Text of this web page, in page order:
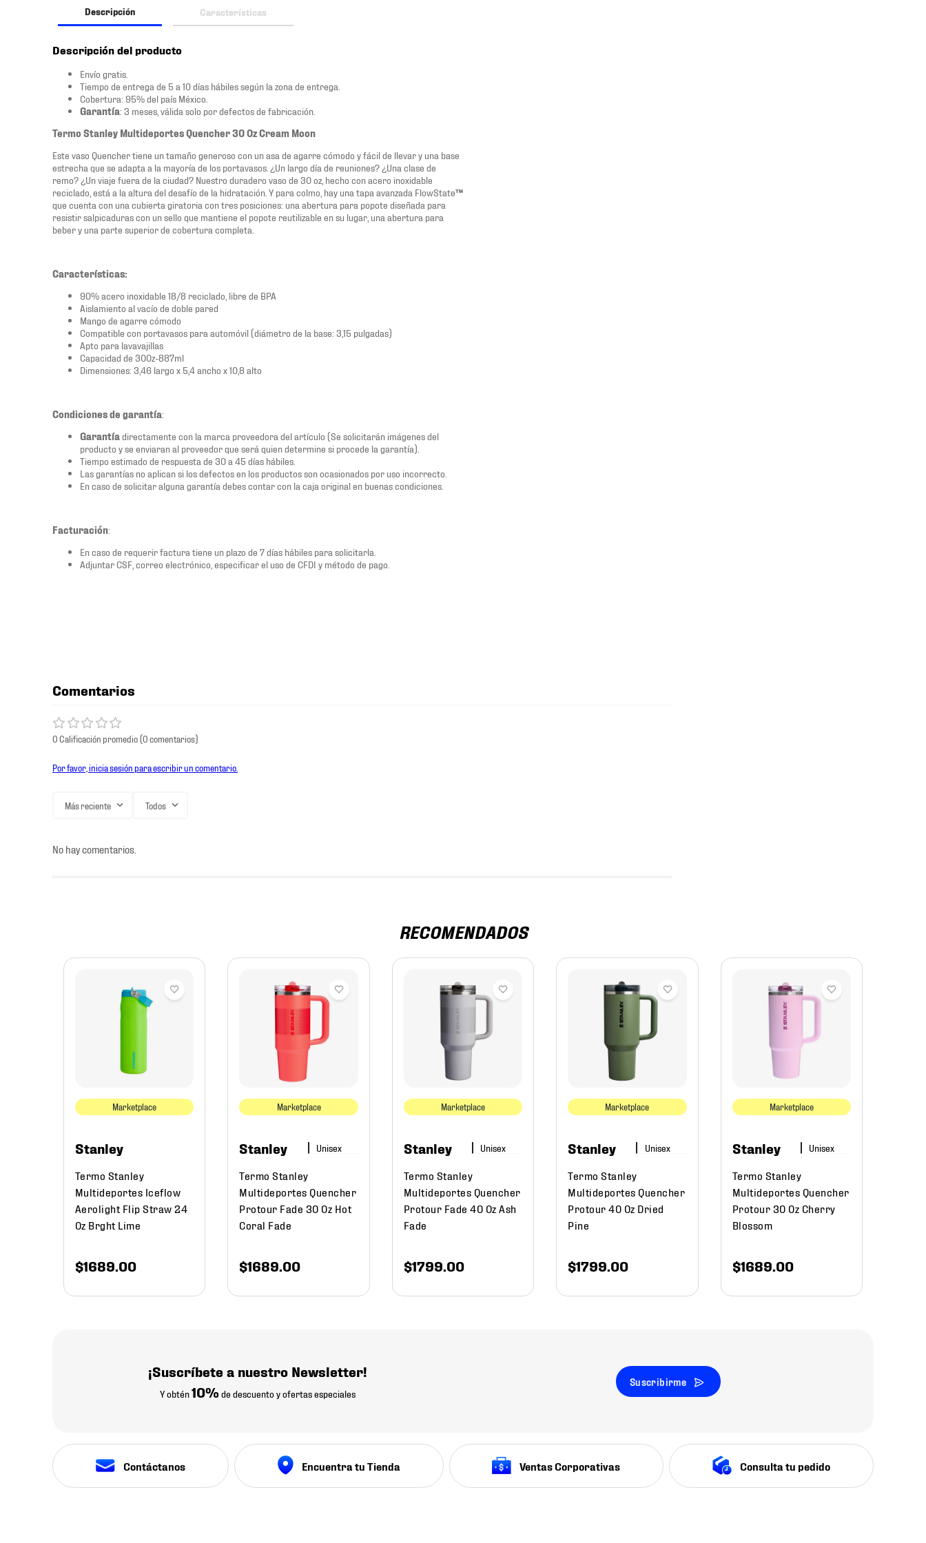
Descripción Características
Descripción del producto
Envío gratis.
Tiempo de entrega de 5 a 10 días hábiles según la zona de entrega.
Cobertura: 95% del país México.
Garantía: 3 meses, válida solo por defectos de fabricación.
Termo Stanley Multideportes Quencher 30 Oz Cream Moon
Este vaso Quencher tiene un tamaño generoso con un asa de agarre cómodo y fácil de llevar y una base
estrecha que se adapta a la mayoría de los portavasos. ¿Un largo día de reuniones? ¿Una clase de
remo? ¿Un viaje fuera de la ciudad? Nuestro duradero vaso de 30 oz, hecho con acero inoxidable
reciclado, está a la altura del desafío de la hidratación. Y para colmo, hay una tapa avanzada FlowState™
que cuenta con una cubierta giratoria con tres posiciones: una abertura para popote diseñada para
resistir salpicaduras con un sello que mantiene el popote reutilizable en su lugar, una abertura para
beber y una parte superior de cobertura completa.
Características:
90% acero inoxidable 18/8 reciclado, libre de BPA
Aislamiento al vacío de doble pared
Mango de agarre cómodo
Compatible con portavasos para automóvil (diámetro de la base: 3,15 pulgadas)
Apto para lavavajillas
Capacidad de 300z-887ml
Dimensiones: 3,46 largo x 5,4 ancho x 10,8 alto
Condiciones de garantía:
Garantía directamente con la marca proveedora del artículo (Se solicitarán imágenes del
producto y se enviaran al proveedor que será quien determine si procede la garantía).
Tiempo estimado de respuesta de 30 a 45 días hábiles.
Las garantías no aplican si los defectos en los productos son ocasionados por uso incorrecto.
En caso de solicitar alguna garantía debes contar con la caja original en buenas condiciones.
Facturación:
En caso de requerir factura tiene un plazo de 7 días hábiles para solicitarla.
Adjuntar CSF, correo electrónico, especificar el uso de CFDI y método de pago.
Comentarios
0 Calificación promedio(0 comentarios)
Por favor, inicia sesión para escribir un comentario.
Más reciente Todos
No hay comentarios.
RECOMENDADOS
Marketplace
Stanley
Termo Stanley
Multideportes Iceflow
Aerolight Flip Straw 24
Oz Brght Lime
$1689.00
Marketplace
Stanley
Termo Stanley
Multideportes Quencher
Protour Fade 30 Oz Hot
Coral Fade
$1689.00
Marketplace
Stanley
Termo Stanley
Multideportes Quencher
Protour Fade 40 Oz Ash
Fade
$1799.00
Marketplace
Stanley
Termo Stanley
Multideportes Quencher
Protour 40 Oz Dried
Pine
$1799.00
Marketplace
Stanley
Termo Stanley
Multideportes Quencher
Protour 30 Oz Cherry
Blossom
$1689.00
¡Suscríbete a nuestro Newsletter!
Y obtén10% de descuento y ofertas especiales
Suscribirme
Contáctanos Encuentra tu Tienda Ventas Corporativas Consulta tu pedido